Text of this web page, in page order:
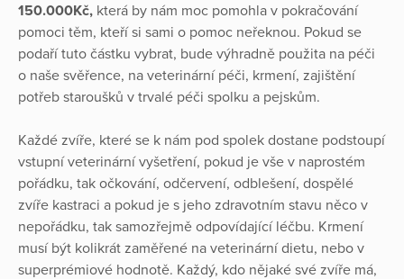
150.000Kč, která by nám moc pomohla v pokračování
pomoci těm, kteří si sami o pomoc neřeknou. Pokud se
podaří tuto částku vybrat, bude výhradně použita na péči
o naše svěřence, na veterinární péči, krmení, zajištění
potřeb staroušků v trvalé péči spolku a pejskům.
Každé zvíře, které se k nám pod spolek dostane podstoupí
vstupní veterinární vyšetření, pokud je vše v naprostém
pořádku, tak očkování, odčervení, odblešení, dospělé
zvíře kastraci a pokud je s jeho zdravotním stavu něco v
nepořádku, tak samozřejmě odpovídající léčbu. Krmení
musí být kolikrát zaměřené na veterinární dietu, nebo v
superprémiové hodnotě. Každý, kdo nějaké své zvíře má,